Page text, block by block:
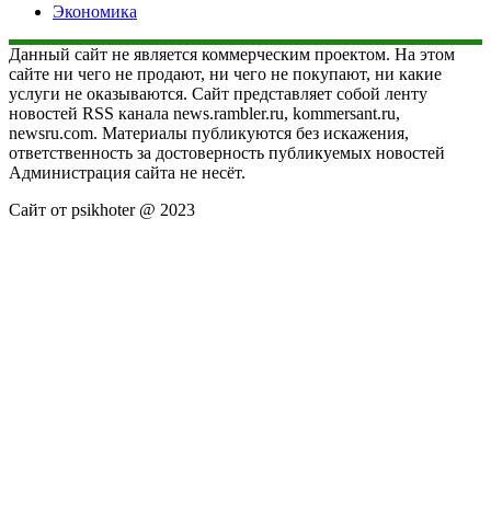
Экономика
Данный сайт не является коммерческим проектом. На этом
сайте ни чего не продают, ни чего не покупают, ни какие
услуги не оказываются. Сайт представляет собой ленту
новостей RSS канала news.rambler.ru, kommersant.ru,
newsru.com. Материалы публикуются без искажения,
ответственность за достоверность публикуемых новостей
Администрация сайта не несёт.
Сайт от psikhoter @ 2023